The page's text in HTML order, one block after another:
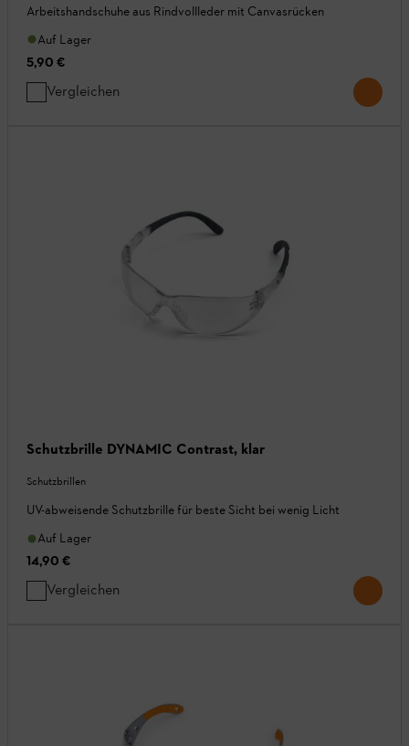
Arbeitshandschuhe aus Rindvollleder mit Canvasrücken
Auf Lager
5,90 €
Vergleichen
Schutzbrille DYNAMIC Contrast, klar
Schutzbrillen
UV-abweisende Schutzbrille für beste Sicht bei wenig Licht
Auf Lager
14,90 €
Vergleichen